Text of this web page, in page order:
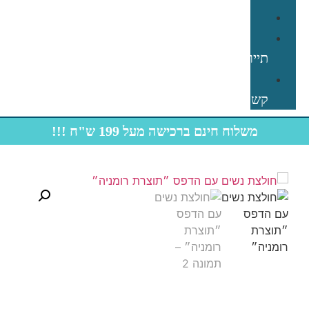
תיירות
קשר
משלוח חינם ברכישה מעל 199 ש"ח !!!